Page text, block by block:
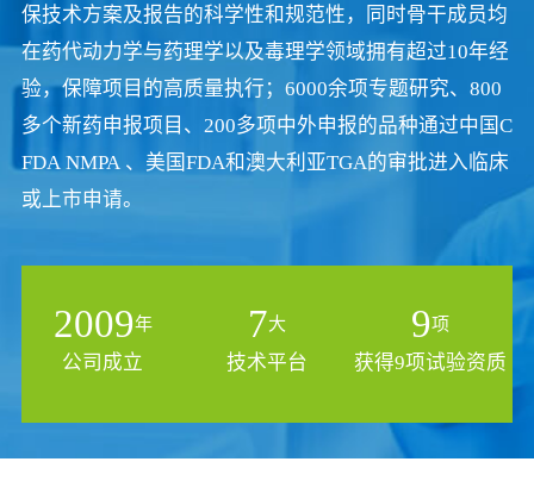
保技术方案及报告的科学性和规范性，同时骨干成员均
在药代动力学与药理学以及毒理学领域拥有超过10年经
验，保障项目的高质量执行；6000余项专题研究、800
多个新药申报项目、200多项中外申报的品种通过中国C
FDA NMPA 、美国FDA和澳大利亚TGA的审批进入临床
或上市申请。
2009年
公司成立
7大
技术平台
9项
获得9项试验资质